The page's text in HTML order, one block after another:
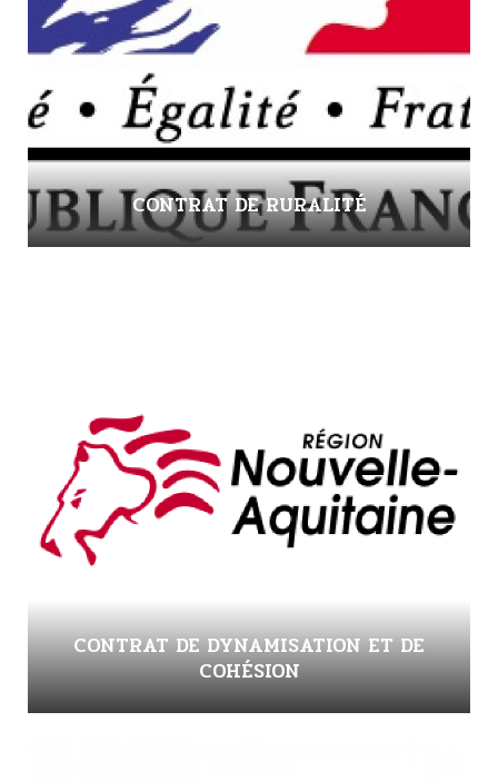
CONTRAT DE RURALITÉ
CONTRAT DE DYNAMISATION ET DE
COHÉSION